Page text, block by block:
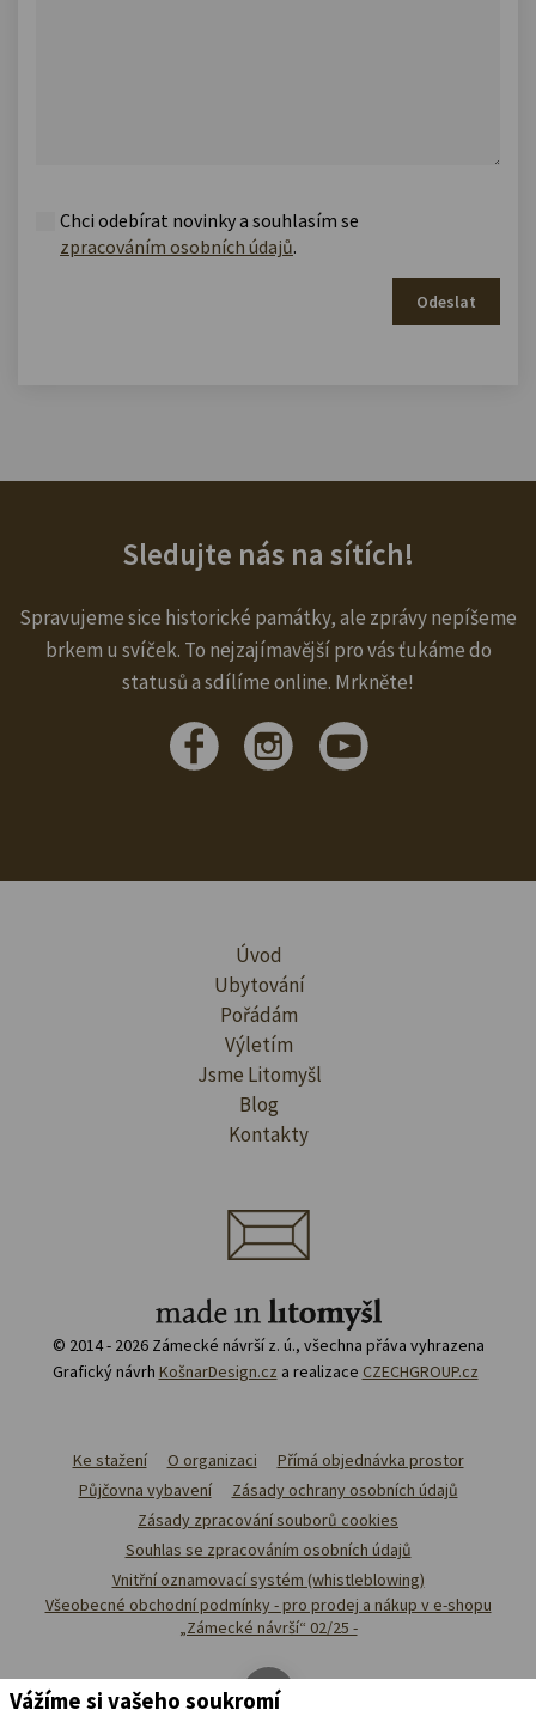
Chci odebírat novinky a souhlasím se
zpracováním osobních údajů.
Odeslat
Sledujte nás na sítích!
Spravujeme sice historické památky, ale zprávy nepíšeme
brkem u svíček. To nejzajímavější pro vás ťukáme do
statusů a sdílíme online. Mrkněte!
Úvod
Ubytování
Pořádám
Výletím
Jsme Litomyšl
Blog
Kontakty
© 2014 - 2026 Zámecké návrší z. ú., všechna přáva vyhrazena
Grafický návrh KošnarDesign.cz a realizace CZECHGROUP.cz
Ke stažení O organizaci
Přímá objednávka prostor
Půjčovna vybavení
Zásady ochrany osobních údajů
Zásady zpracování souborů cookies
Souhlas se zpracováním osobních údajů
Vnitřní oznamovací systém (whistleblowing)
Všeobecné obchodní podmínky - pro prodej a nákup v e-shopu
„Zámecké návrší“ 02/25 -
Vážíme si vašeho soukromí